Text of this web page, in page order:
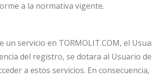
a la normativa vigente.
un servicio en TORMOLIT.COM, el
del registro, se dotara al Usuario
a estos servicios. En